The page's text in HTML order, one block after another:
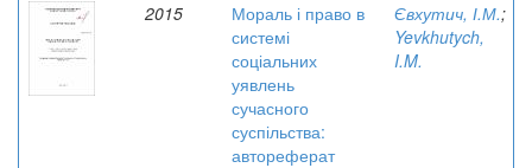
2015
Мораль і право в
системі
соціальних
уявлень
сучасного
суспільства:
автореферат
Євхутич, І.М.;
Yevkhutych,
I.M.